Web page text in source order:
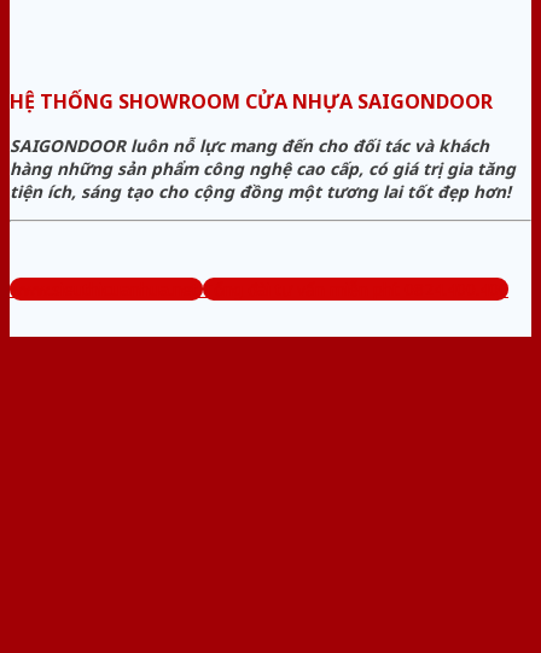
HỆ THỐNG SHOWROOM CỬA NHỰA SAIGONDOOR
SAIGONDOOR luôn nỗ lực mang đến cho đối tác và khách
hàng những sản phẩm công nghệ cao cấp, có giá trị gia tăng
tiện ích, sáng tạo cho cộng đồng một tương lai tốt đẹp hơn!
www.sieuthicuanhua.net Tổng đài tư vấn miễn phí: 0824.400.400